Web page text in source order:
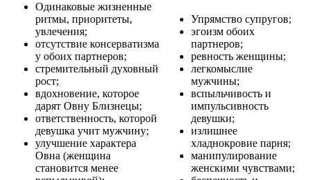
Одинаковые жизненные
ритмы, приоритеты,
увлечения;
отсутствие консерватизма
у обоих партнеров;
стремительный духовный
рост;
вдохновение, которое
дарят Овну Близнецы;
ответственность, которой
девушка учит мужчину;
улучшение характера
Овна (женщина
становится менее
Упрямство супругов;
эгоизм обоих
партнеров;
ревность женщины;
легкомыслие
мужчины;
вспыльчивость и
импульсивность
девушки;
излишнее
хладнокровие парня;
манипулирование
женскими чувствами;